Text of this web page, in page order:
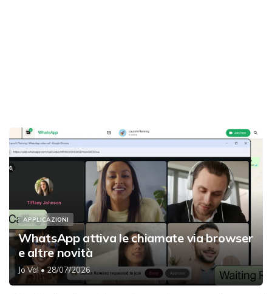
APPLICAZIONI
WhatsApp attiva le chiamate via browser
e altre novità
Jo Val• 28/07/2026